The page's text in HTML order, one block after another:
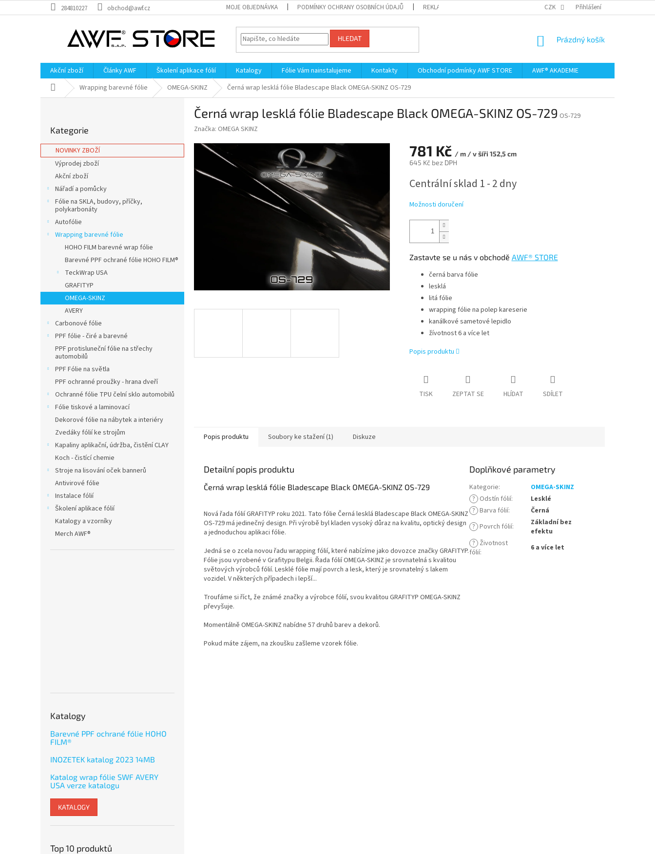
na
284810227 obchod@awf.cz MOJE OBJEDNÁVKA PODMÍNKY OCHRANY OSOBNÍCH ÚDAJŮ REKLAMACE A VRÁCENÍ ZBOŽÍ CZK Přihlášení
HLEDAT
NÁKUPNÍ
Prázdný košík
Akční zboží Články AWF Školení aplikace fólií Katalogy Fólie Vám nainstalujeme Kontakty Obchodní podmínky AWF STORE
AWF® AKADEMIE
Domů Wrapping barevné fólie OMEGA-SKINZ Černá wrap lesklá fólie Bladescape Black OMEGA-SKINZ OS-729
r
a
kategorie
Kategorie
NOVINKY ZBOŽÍ
Výprodej zboží
Akční zboží
Nářadí a pomůcky
Fólie na SKLA, budovy, příčky,
polykarbonáty
Autofólie
Wrapping barevné fólie
HOHO FILM barevné wrap fólie
Barevné PPF ochrané fólie HOHO FILM®
TeckWrap USA
GRAFITYP
OMEGA-SKINZ
AVERY
Carbonové fólie
PPF fólie - čiré a barevné
PPF protisluneční fólie na střechy
automobilů
PPF Fólie na světla
PPF ochranné proužky - hrana dveří
Ochranné fólie TPU čelní sklo automobilů
Fólie tiskové a laminovací
Dekorové fólie na nábytek a interiéry
Zvedáky fólií ke strojům
Kapaliny aplikační, údržba, čistění CLAY
Koch - čistící chemie
Stroje na lisování oček bannerů
Antivirové fólie
Instalace fólií
Školení aplikace fólií
Katalogy a vzorníky
Merch AWF®
Katalogy
Barevné PPF ochrané fólie HOHO
FILM®
INOZETEK katalog 2023 14MB
Katalog wrap fólie SWF AVERY
USA verze katalogu
KATALOGY
Top 10 produktů
Černá wrap lesklá fólie Bladescape Black OMEGA-SKINZ OS-729 OS-729
Značka: OMEGA SKINZ
781 Kč / m / v šíři 152,5 cm
645 Kč bez DPH
cena:
Centrální sklad 1 - 2 dny
Možnosti doručení
Zastavte se u nás v obchodě AWF® STORE
černá barva fólie
lesklá
litá fólie
wrapping fólie na polep kareserie
kanálkové sametové lepidlo
žívotnost 6 a více let
Popis produktu
TISK ZEPTAT SE HLÍDAT SDÍLET
Popis produktu Soubory ke stažení (1) Diskuze
Detailní popis produktu
Černá wrap lesklá fólie Bladescape Black OMEGA-SKINZ OS-729
Nová řada fólií GRAFITYP roku 2021. Tato fólie Černá lesklá Bladescape Black OMEGA-SKINZ
OS-729 má jedinečný design. Při výrobě byl kladen vysoký důraz na kvalitu, optický design
a jednoduchou aplikaci fólie.
Jedná se o zcela novou řadu wrapping fólií, které nabízíme jako dovozce značky GRAFITYP.
Fólie jsou vyrobené v Grafitypu Belgii. Řada fólií OMEGA-SKINZ je srovnatelná s kvalitou
světových výrobců fólií. Lesklé fólie mají povrch a lesk, který je srovnatelný s lakem
vozidel. V některých případech i lepší...
Troufáme si říct, že známé značky a výrobce fólií, svou kvalitou GRAFITYP OMEGA-SKINZ
převyšuje.
Momentálně OMEGA-SKINZ nabídne 57 druhů barev a dekorů.
Pokud máte zájem, na zkoušku zašleme vzorek fólie.
Doplňkové parametry
Kategorie:
OMEGA-SKINZ
? Odstín fólií:
Lesklé
? Barva fólií:
Černá
? Povrch fólií:
Základní bez
efektu
? Životnost
fólií: 6 a více let